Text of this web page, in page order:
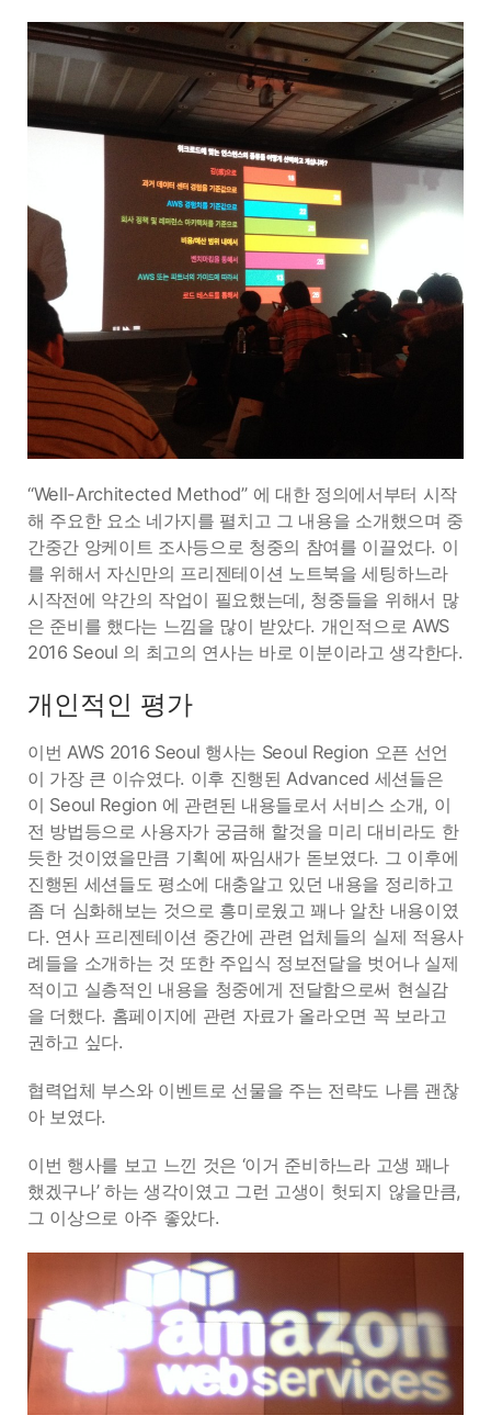
“Well-Architected Method” 에 대한 정의에서부터 시작
해 주요한 요소 네가지를 펼치고 그 내용을 소개했으며 중
간중간 앙케이트 조사등으로 청중의 참여를 이끌었다. 이
를 위해서 자신만의 프리젠테이션 노트북을 세팅하느라
시작전에 약간의 작업이 필요했는데, 청중들을 위해서 많
은 준비를 했다는 느낌을 많이 받았다. 개인적으로 AWS
2016 Seoul 의 최고의 연사는 바로 이분이라고 생각한다.
개인적인 평가
이번 AWS 2016 Seoul 행사는 Seoul Region 오픈 선언
이 가장 큰 이슈였다. 이후 진행된 Advanced 세션들은
이 Seoul Region 에 관련된 내용들로서 서비스 소개, 이
전 방법등으로 사용자가 궁금해 할것을 미리 대비라도 한
듯한 것이였을만큼 기획에 짜임새가 돋보였다. 그 이후에
진행된 세션들도 평소에 대충알고 있던 내용을 정리하고
좀 더 심화해보는 것으로 흥미로웠고 꽤나 알찬 내용이였
다. 연사 프리젠테이션 중간에 관련 업체들의 실제 적용사
례들을 소개하는 것 또한 주입식 정보전달을 벗어나 실제
적이고 실층적인 내용을 청중에게 전달함으로써 현실감
을 더했다. 홈페이지에 관련 자료가 올라오면 꼭 보라고
권하고 싶다.
협력업체 부스와 이벤트로 선물을 주는 전략도 나름 괜찮
아 보였다.
이번 행사를 보고 느낀 것은 ‘이거 준비하느라 고생 꽤나
했겠구나’ 하는 생각이였고 그런 고생이 헛되지 않을만큼,
그 이상으로 아주 좋았다.